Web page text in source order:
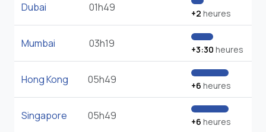
Dubai 01h49 +2 heures
Mumbai 03h19 +3:30 heures
Hong Kong 05h49 +6 heures
Singapore 05h49 +6 heures